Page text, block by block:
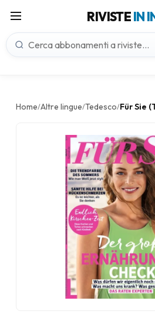
RIVISTEIN
Home/Altre lingue/Tedesco/Für Sie